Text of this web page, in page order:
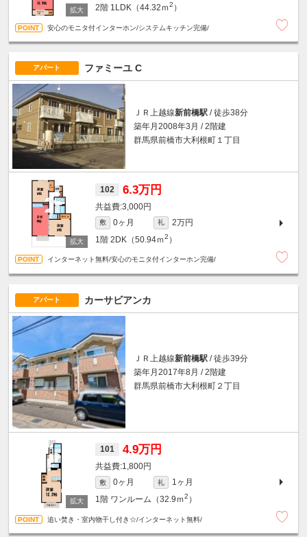
2階 1LDK（44.32ｍ2 ）
安心のモニタ付インターホン/システムキッチン完備/
アパート ファミーユ C
ＪＲ上越線新前橋駅 / 徒歩38分
築年月2008年3月 / 2階建
群馬県前橋市大利根町１丁目
102 6.3万円
3,000円
敷 0ヶ月 礼
2万円
1階 2DK（50.94ｍ2 ）
インターネット無料/安心のモニタ付インターホン完備/
アパート カーサビアンカ
ＪＲ上越線新前橋駅 / 徒歩39分
築年月2017年8月 / 2階建
群馬県前橋市大利根町２丁目
101 4.9万円
1,800円
敷 0ヶ月 礼
1ヶ月
1階 ワンルーム（32.9ｍ2 ）
追い焚き・室内物干し付き☆/インターネット無料/